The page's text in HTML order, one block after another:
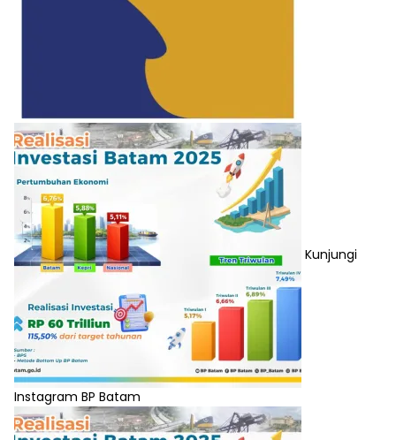
Kunjungi
Instagram BP Batam